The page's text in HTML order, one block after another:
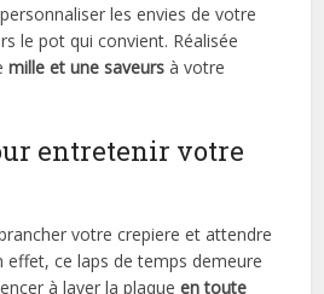
les envies de votre
le pot qui convient. Réalisée
mille et une saveurs à votre
entretenir votre
votre crepiere et attendre
effet, ce laps de temps demeure
à laver la plaque en toute